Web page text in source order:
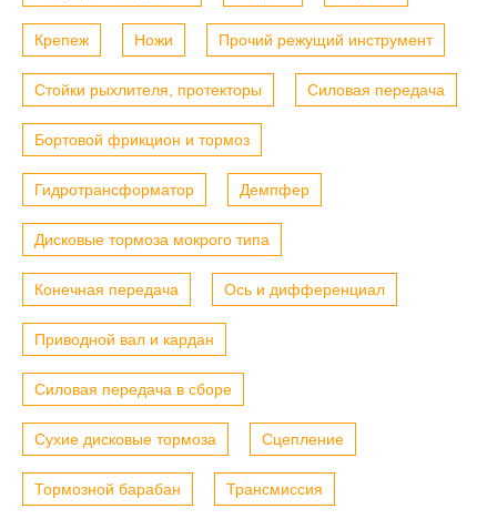
Крепеж Ножи Прочий режущий инструмент
Стойки рыхлителя, протекторы Силовая передача
Бортовой фрикцион и тормоз
Гидротрансформатор Демпфер
Дисковые тормоза мокрого типа
Конечная передача Ось и дифференциал
Приводной вал и кардан
Силовая передача в сборе
Сухие дисковые тормоза Сцепление
Тормозной барабан Трансмиссия